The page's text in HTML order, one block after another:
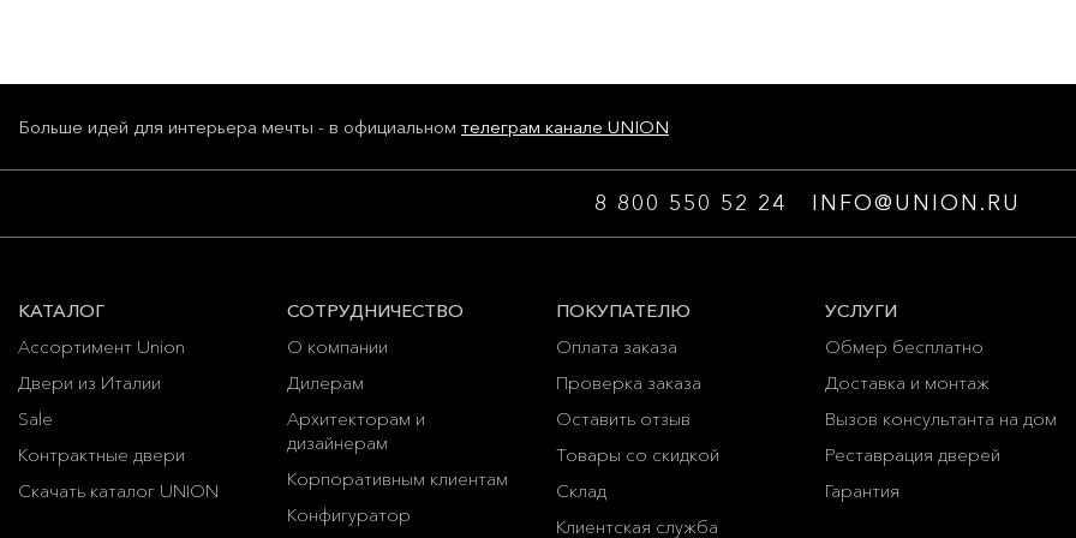
Больше идей для интерьера мечты - в официальном телеграм канале UNION
8 800 550 52 24 INFO@UNION.RU
КАТАЛОГ
Ассортимент Union
Двери из Италии
Sale
Контрактные двери
Скачать каталог UNION
СОТРУДНИЧЕСТВО
О компании
Дилерам
Архитекторам и
дизайнерам
Корпоративным клиентам
Конфигуратор
ПОКУПАТЕЛЮ
Оплата заказа
Проверка заказа
Оставить отзыв
Товары со скидкой
Склад
Клиентская служба
УСЛУГИ
Обмер бесплатно
Доставка и монтаж
Вызов консультанта на дом
Реставрация дверей
Гарантия